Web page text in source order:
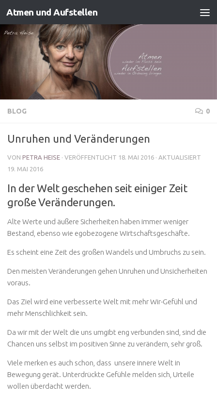
Zum Inhalt springen
Atmen und Aufstellen
BLOG 0
Unruhen und Veränderungen
VON PETRA HEISE · VERÖFFENTLICHT 18. MAI 2016 · AKTUALISIERT
19. MAI 2016
In der Welt geschehen seit einiger Zeit
große Veränderungen.
Alte Werte und äußere Sicherheiten haben immer weniger
Bestand, ebenso wie egobezogene Wirtschaftsgeschäfte.
Es scheint eine Zeit des großen Wandels und Umbruchs zu sein.
Den meisten Veränderungen gehen Unruhen und Unsicherheiten
voraus.
Das Ziel wird eine verbesserte Welt mit mehr Wir-Gefühl und
mehr Menschlichkeit sein.
Da wir mit der Welt die uns umgibt eng verbunden sind, sind die
Chancen uns selbst im positiven Sinne zu verändern, sehr groß.
Viele merken es auch schon, dass unsere innere Welt in
Bewegung gerät. Unterdrückte Gefühle melden sich, Urteile
wollen überdacht werden.